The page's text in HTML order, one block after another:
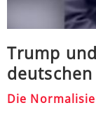
Trump
Die